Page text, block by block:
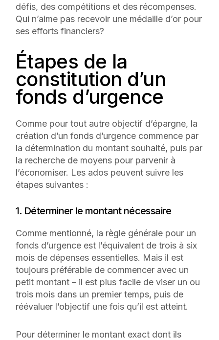
défis, des compétitions et des récompenses.
Qui n’aime pas recevoir une médaille d’or pour
ses efforts financiers?
Étapes de la
constitution d’un
fonds d’urgence
Comme pour tout autre objectif d’épargne, la
création d’un fonds d’urgence commence par
la détermination du montant souhaité, puis par
la recherche de moyens pour parvenir à
l’économiser. Les ados peuvent suivre les
étapes suivantes :
1. Déterminer le montant nécessaire
Comme mentionné, la règle générale pour un
fonds d’urgence est l’équivalent de trois à six
mois de dépenses essentielles. Mais il est
toujours préférable de commencer avec un
petit montant – il est plus facile de viser un ou
trois mois dans un premier temps, puis de
réévaluer l’objectif une fois qu’il est atteint.
Pour déterminer le montant exact dont ils